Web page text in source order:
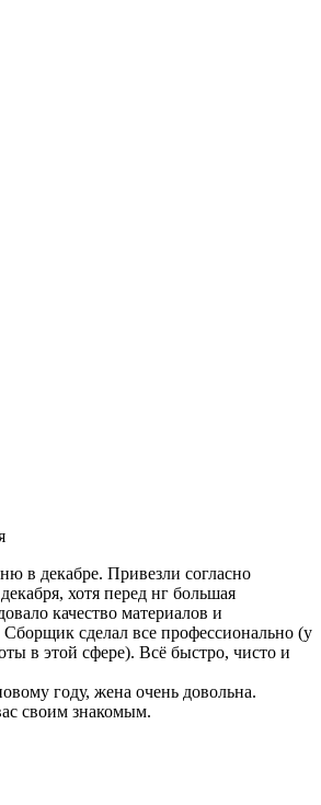
в декабре. Привезли согласно
хотя перед нг большая
качество материалов и
Сборщик сделал все профессионально (у
в этой сфере). Всё быстро, чисто и
году, жена очень довольна.
своим знакомым.